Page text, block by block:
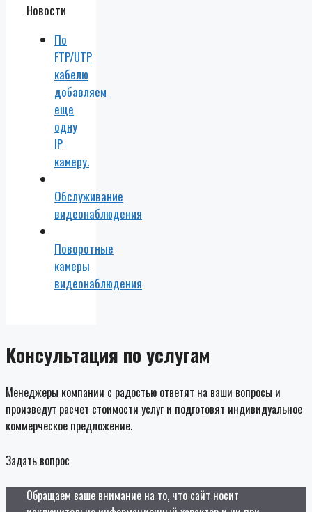
и
безопасности,
сервисов.
Новости
По
FTP/UTP
кабелю
добавляем
еще
одну
IP
камеру.
Обслуживание
видеонаблюдения
Поворотные
камеры
видеонаблюдения
Консультация по услугам
Менеджеры компании с радостью ответят на ваши вопросы и
произведут расчет стоимости услуг и подготовят индивидуальное
коммерческое предложение.
Задать вопрос
Обращаем ваше внимание на то, что сайт носит